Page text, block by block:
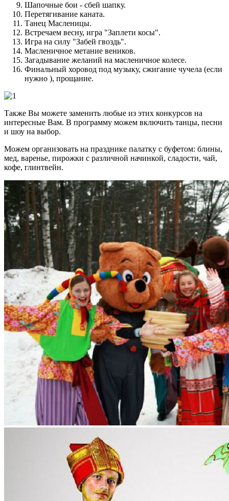
Шапочные бои - сбей шапку.
Перетягивание каната.
Танец Масленицы.
Встречаем весну, игра "Заплети косы".
Игра на силу "Забей гвоздь".
Масленичное метание веников.
Загадывание желаний на масленичное колесе.
Финальный хоровод под музыку, сжигание чучела (если
нужно ), прощание.
Также Вы можете заменить любые из этих конкурсов на
интересные Вам. В программу можем включить танцы, песни
и шоу на выбор.
Можем организовать на празднике палатку с буфетом: блины,
мед, варенье, пирожки с различной начинкой, сладости, чай,
кофе, глинтвейн.